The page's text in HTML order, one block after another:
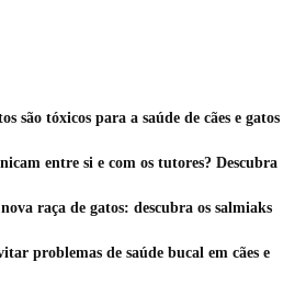
são tóxicos para a saúde de cães e gatos
entre si e com os tutores? Descubra
raça de gatos: descubra os salmiaks
problemas de saúde bucal em cães e